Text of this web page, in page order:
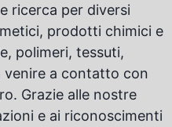
ricerca per diversi
prodotti chimici e
polimeri, tessuti,
venire a contatto con
Grazie alle nostre
e ai riconoscimenti